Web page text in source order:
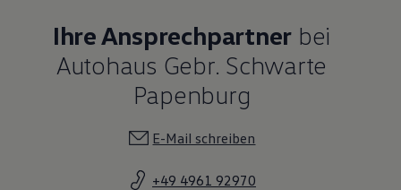
Ihre Ansprechpartner bei
Autohaus Gebr. Schwarte
Papenburg
E-Mail schreiben
+49 4961 92970